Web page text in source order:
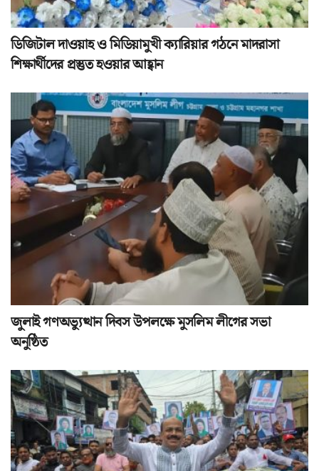
ডিজিটাল দাওয়াহ ও মিডিয়ামুখী ক্যারিয়ার গঠনে মাদরাসা
শিক্ষার্থীদের প্রস্তুত হওয়ার আহ্বান
জুলাই গণঅভ্যুত্থান দিবস উপলক্ষে মুসলিম লীগের সভা
অনুষ্ঠিত